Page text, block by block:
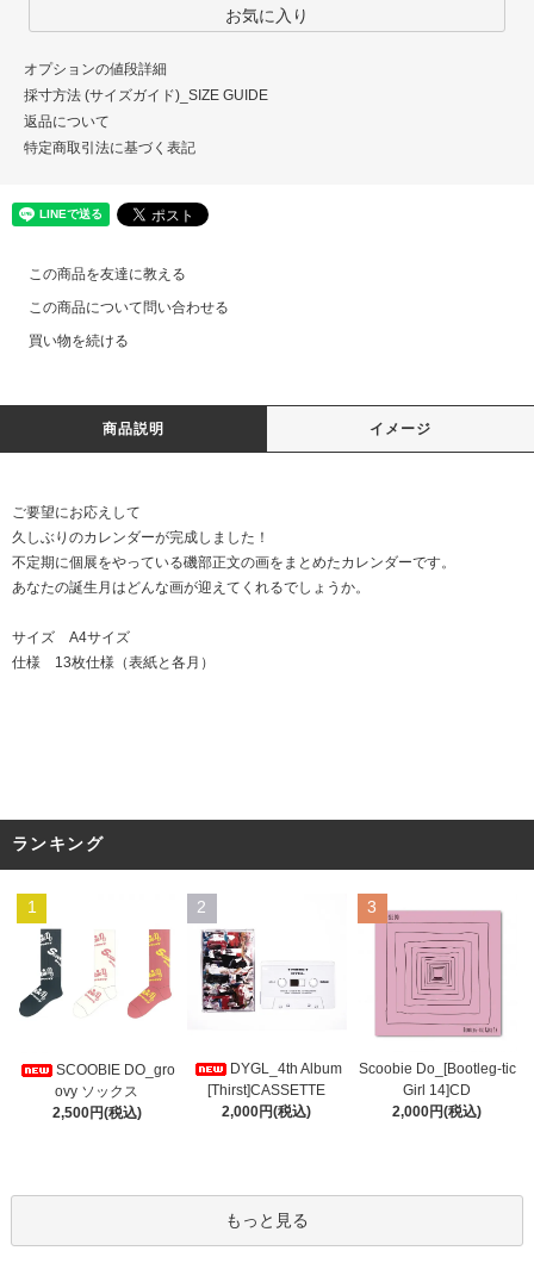
お気に入り
オプションの値段詳細
採寸方法 (サイズガイド)_SIZE GUIDE
返品について
特定商取引法に基づく表記
この商品を友達に教える
この商品について問い合わせる
買い物を続ける
商品説明 イメージ
ご要望にお応えして
久しぶりのカレンダーが完成しました！
不定期に個展をやっている磯部正文の画をまとめたカレンダーです。
あなたの誕生月はどんな画が迎えてくれるでしょうか。
サイズ A4サイズ
仕様 13枚仕様（表紙と各月）
ランキング
1
SCOOBIE DO_gro
ovy ソックス
2,500円(税込)
2
DYGL_4th Album
[Thirst]CASSETTE
2,000円(税込)
3
Scoobie Do_[Bootleg-tic
Girl 14]CD
2,000円(税込)
もっと見る